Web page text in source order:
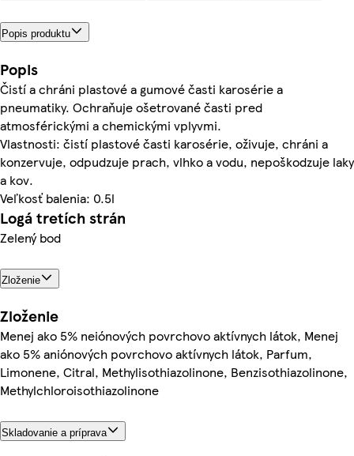
Popis produktu
Popis
Čistí a chráni plastové a gumové časti karosérie a
pneumatiky. Ochraňuje ošetrované časti pred
atmosférickými a chemickými vplyvmi.
Vlastnosti: čistí plastové časti karosérie, oživuje, chráni a
konzervuje, odpudzuje prach, vlhko a vodu, nepoškodzuje laky
a kov.
Veľkosť balenia: 0.5l
Logá tretích strán
Zelený bod
Zloženie
Zloženie
Menej ako 5% neiónových povrchovo aktívnych látok, Menej
ako 5% aniónových povrchovo aktívnych látok, Parfum,
Limonene, Citral, Methylisothiazolinone, Benzisothiazolinone,
Methylchloroisothiazolinone
Skladovanie a príprava